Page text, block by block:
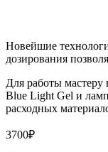
Новейшие
дозирования
Для работы мастеру
Blue Light Gel и
расходных
3700₽